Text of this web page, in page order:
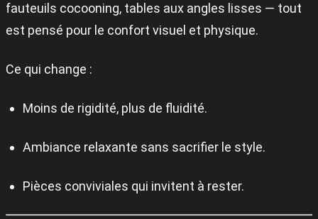
fauteuils cocooning, tables aux angles lisses — tout
est pensé pour le confort visuel et physique.
Ce qui change :
Moins de rigidité, plus de fluidité.
Ambiance relaxante sans sacrifier le style.
Pièces conviviales qui invitent à rester.